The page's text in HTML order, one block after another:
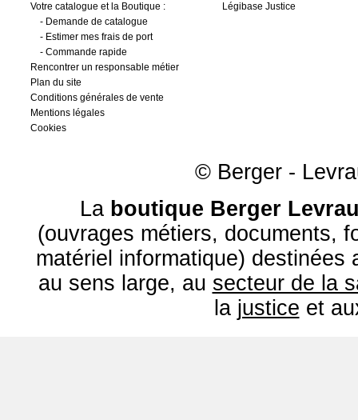
Votre catalogue et la Boutique :
- Demande de catalogue
- Estimer mes frais de port
- Commande rapide
Rencontrer un responsable métier
Plan du site
Conditions générales de vente
Mentions légales
Cookies
Légibase Justice
© Berger -
La boutique Berger
(ouvrages métiers, documents,
matériel informatique) destinées
au sens large, au secteur de la
la justice et